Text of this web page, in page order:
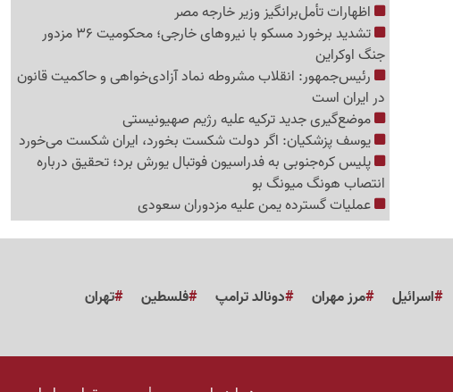
اظهارات تأمل‌برانگیز وزیر خارجه مصر
تشدید برخورد مسکو با نیروهای خارجی؛ محکومیت 36 مزدور
جنگ اوکراین
رئیس‌جمهور: انقلاب مشروطه نماد آزادی‌خواهی و حاکمیت قانون
در ایران است
موضع‌گیری جدید ترکیه علیه رژیم صهیونیستی
یوسف پزشکیان: اگر دولت شکست بخورد، ایران شکست می‌خورد
پلیس کره‌جنوبی به فدراسیون فوتبال یورش برد؛ تحقیق درباره
انتصاب هونگ میونگ بو
عملیات گسترده یمن علیه مزدوران سعودی
اسرائیل مرز مهران دونالد ترامپ فلسطین
تهران